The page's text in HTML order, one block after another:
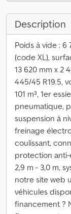
Description
Poids à vide : 6
(code XL),
13 620 mm x 2
445/45 R19.5,
101 m³, 1er
pneumatique,
suspension à
freinage
coulissant,
protection anti-
2,9 m - 3,0 m,
notre site web
véhicules
financement ?